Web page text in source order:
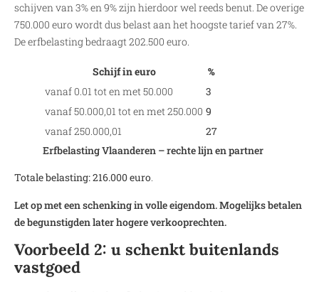
schijven van 3% en 9% zijn hierdoor wel reeds benut. De overige
750.000 euro wordt dus belast aan het hoogste tarief van 27%.
De erfbelasting bedraagt 202.500 euro.
Schijf in euro
%
vanaf 0.01 tot en met 50.000
3
vanaf 50.000,01 tot en met 250.000 9
vanaf 250.000,01
27
Erfbelasting Vlaanderen – rechte lijn en partner
Totale belasting: 216.000 euro.
Let op met een schenking in volle eigendom. Mogelijks betalen
de begunstigden later hogere verkooprechten.
Voorbeeld 2: u schenkt buitenlands
vastgoed